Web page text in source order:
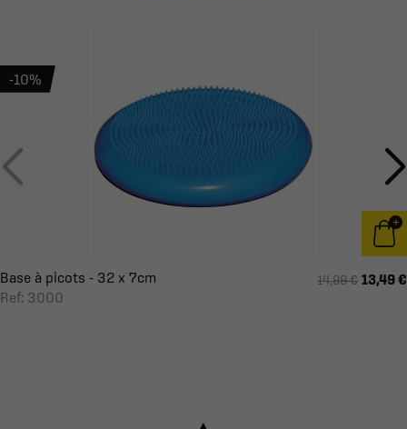
Base à picots - 32 x 7cm
Ref: 3000
14,99 € 13,49 €
-10%